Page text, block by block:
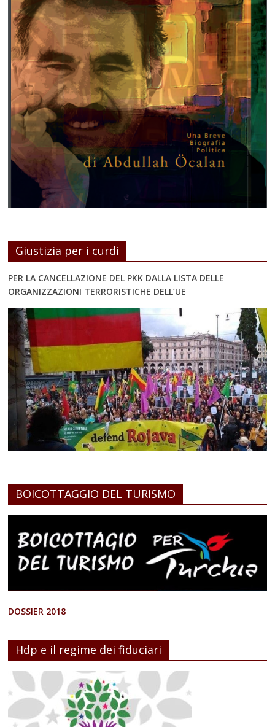
Giustizia per i curdi
PER LA CANCELLAZIONE DEL PKK DALLA LISTA DELLE
ORGANIZZAZIONI TERRORISTICHE DELL’UE
BOICOTTAGGIO DEL TURISMO
DOSSIER 2018
Hdp e il regime dei fiduciari